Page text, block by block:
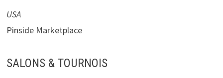
USA
Pinside Marketplace
SALONS & TOURNOIS